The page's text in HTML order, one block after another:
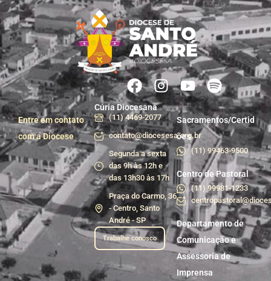
Entre em contato
com a Diocese
Cúria Diocesana
(11) 4469-2077
contato@diocesesa.org.br
Segunda a sexta
das 9h às 12h e
das 13h30 às 17h
Praça do Carmo, 36
- Centro, Santo
André - SP
Trabalhe conosco
Sacramentos/Certid
ões
(11) 99463-9500
Centro de Pastoral
(11) 99981-1233
Departamento de
Comunicação e
Assessoria de
Imprensa